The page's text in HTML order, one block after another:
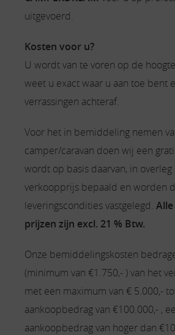
uitgevoerd.
Kosten voor u?
U wordt van te voren op de
weet u exact waar u aan toe bent
verrassingen achteraf.
Voor het in bemiddeling nemen
camper/caravan doen wij een
wordt op basis daarvan, in overleg
verkoopprijs bepaald en worden
leveringscondities vastgelegd.
prijzen zijn excl. 21 % Btw.
Onze bemiddelingskosten
(minimum van €1.750,- ) van het
met een maximum van € 5.000,-
aankoopbedrag van €100.000,- ,
aankoopbedrag van hoger dan